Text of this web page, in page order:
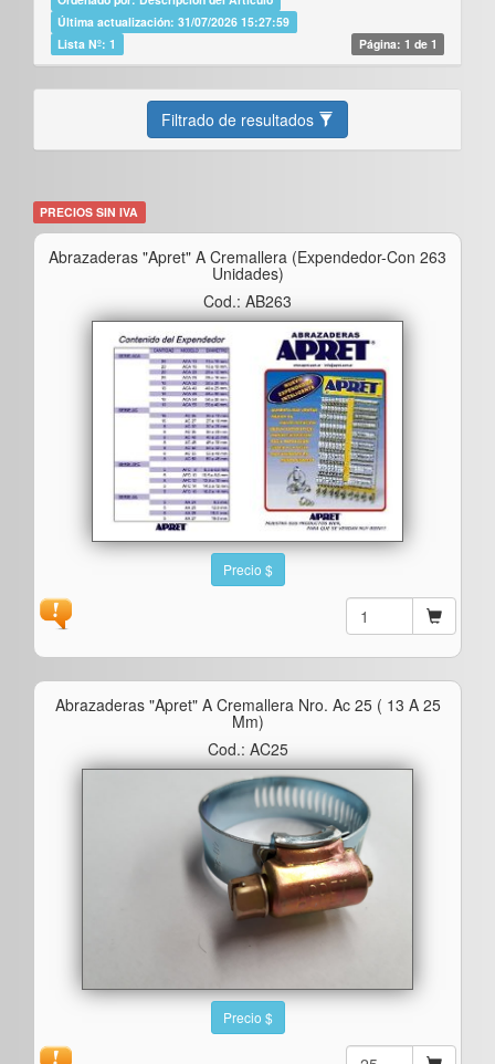
Última actualización: 31/07/2026 15:27:59
Lista Nº: 1
Página: 1 de 1
Filtrado de resultados
PRECIOS SIN IVA
Abrazaderas "apret" A Cremallera (expendedor-Con 263
Unidades)
Cod.: AB263
Precio $
Abrazaderas "apret" A Cremallera Nro. Ac 25 ( 13 A 25
Mm)
Cod.: AC25
Precio $